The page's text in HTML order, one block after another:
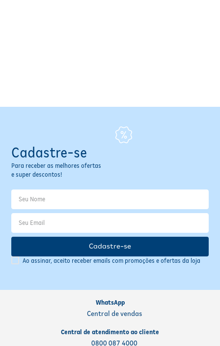
Cadastre-se
Para receber as melhores ofertas
e super descontos!
Ao assinar, aceito receber emails com promoções e ofertas da loja
Cadastre-se
WhatsApp
Central de vendas
Central de atendimento ao cliente
0800 087 4000